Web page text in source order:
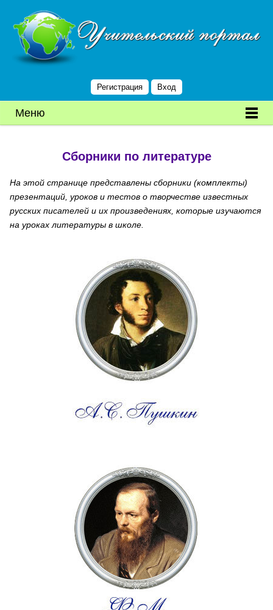
Регистрация Вход
Меню
Сборники по литературе
На этой странице представлены сборники (комплекты)
презентаций, уроков и тестов о творчестве известных
русских писателей и их произведениях, которые изучаются
на уроках литературы в школе.